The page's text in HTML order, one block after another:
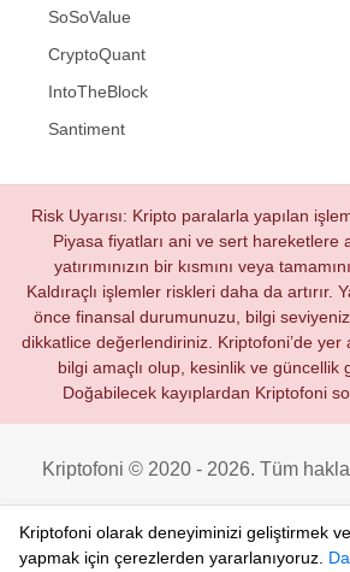
SoSoValue
CryptoQuant
IntoTheBlock
Santiment
Risk Uyarısı: Kripto paralarla yapılan
Piyasa fiyatları ani ve sert hareketlere
yatırımınızın bir kısmını veya
Kaldıraçlı işlemler riskleri daha da artırır.
önce finansal durumunuzu, bilgi
dikkatlice değerlendiriniz. Kriptofoni’de
bilgi amaçlı olup, kesinlik ve güncellik
Doğabilecek kayıplardan Kriptofoni
Kriptofoni © 2020 - 2026. Tüm
Kriptofoni olarak deneyiminizi geliştirmek
yapmak için çerezlerden yararlanıyoruz.